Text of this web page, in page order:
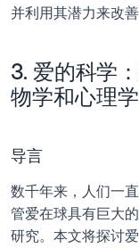
并利用其潜力来改
3. 爱的科学
物学和心理学
导言
数千年来，人们一
管爱在球具有巨大
研究。本文将探讨